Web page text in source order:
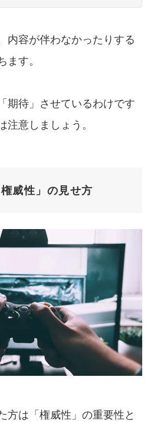
内容が伴わなかったりする
ます。
期待」させているわけです
注意しましょう。
威性」の見せ方
方は「権威性」の重要性と